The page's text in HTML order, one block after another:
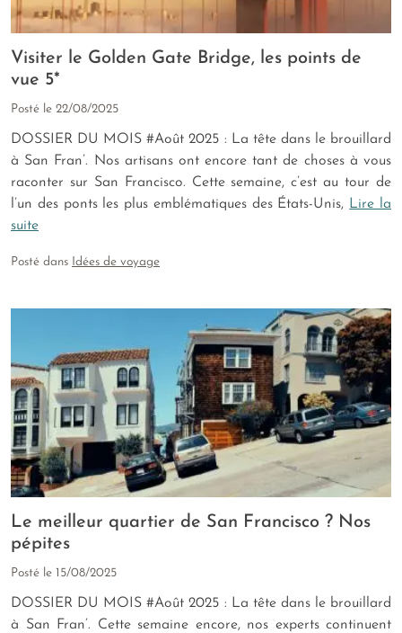
Visiter le Golden Gate Bridge, les points de
vue 5*
Posté le 22/08/2025
DOSSIER DU MOIS #Août 2025 : La tête dans le brouillard
à San Fran’. Nos artisans ont encore tant de choses à vous
raconter sur San Francisco. Cette semaine, c’est au tour de
l’un des ponts les plus emblématiques des États-Unis, Lire la
suite
Posté dans Idées de voyage
Le meilleur quartier de San Francisco ? Nos
pépites
Posté le 15/08/2025
DOSSIER DU MOIS #Août 2025 : La tête dans le brouillard
à San Fran’. Cette semaine encore, nos experts continuent